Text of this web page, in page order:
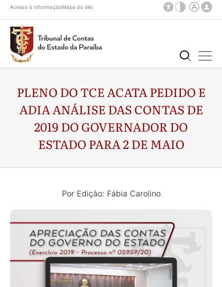
Acesso à InformaçãoMapa do site
PLENO DO TCE ACATA PEDIDO E
ADIA ANÁLISE DAS CONTAS DE
2019 DO GOVERNADOR DO
ESTADO PARA 2 DE MAIO
Por Edição: Fábia Carolino